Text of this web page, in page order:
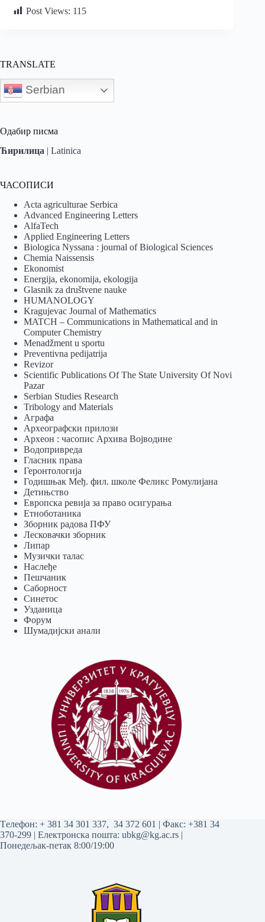
Post Views: 115
TRANSLATE
Serbian
Одабир писма
Ћирилица | Latinica
ЧАСОПИСИ
Acta agriculturae Serbica
Advanced Engineering Letters
AlfaTech
Applied Engineering Letters
Biologica Nyssana : journal of Biological Sciences
Chemia Naissensis
Ekonomist
Energija, ekonomija, ekologija
Glasnik za društvene nauke
HUMANOLOGY
Kragujevac Journal of Mathematics
MATCH – Communications in Mathematical and in
Computer Chemistry
Menadžment u sportu
Preventivna pedijatrija
Revizor
Scientific Publications Of The State University Of Novi
Pazar
Serbian Studies Research
Tribology and Materials
Аграфа
Археографски прилози
Археон : часопис Архива Војводине
Водопривреда
Гласник права
Геронтологија
Годишњак Међ. фил. школе Феликс Ромулијана
Детињство
Европска ревија за право осигурања
Eтноботаника
Зборник радова ПФУ
Лесковачки зборник
Липар
Музички талас
Наслеђе
Пешчаник
Саборност
Синетос
Узданица
Форум
Шумадијски анали
Tелефон: + 381 34 301 337, 34 372 601 | Факс: +381 34
370-299 | Електронска пошта: ubkg@kg.ac.rs |
Понедељак-петак 8:00/19:00